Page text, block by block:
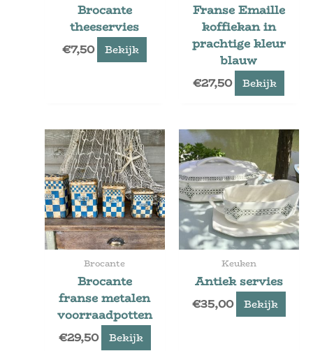
Brocante
theeservies
€7,50 Bekijk
Franse Emaille
koffiekan in
prachtige kleur
blauw
€27,50 Bekijk
Brocante
Brocante
franse metalen
voorraadpotten
€29,50 Bekijk
Keuken
Antiek servies
€35,00 Bekijk